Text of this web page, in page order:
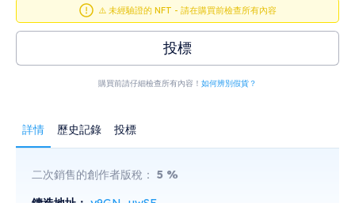
⚠️ 未經驗證的 NFT - 請在購買前檢查所有內容
投標
購買前請仔細檢查所有內容！ 如何辨別假貨？
詳情 歷史記錄 投標
二次銷售的創作者版稅： 5 %